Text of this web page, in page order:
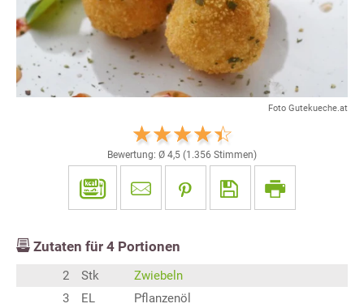
Foto Gutekueche.at
Bewertung: Ø 4,5 (1.356 Stimmen)
Zutaten für 4 Portionen
2 Stk
Zwiebeln
3
EL
Pflanzenöl